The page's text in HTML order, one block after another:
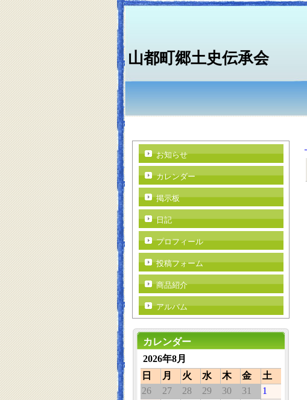
山都町郷土史伝承会
お知らせ
カレンダー
掲示板
日記
プロフィール
投稿フォーム
商品紹介
アルバム
カレンダー
2026年8月
日
月 火 水 木 金
土
26
27 28 29 30 31
1